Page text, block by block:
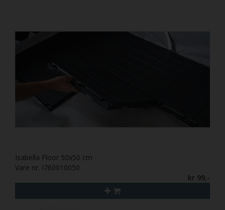
Isabella Floor 50x50 cm
Vare nr. I760010050
kr 99,-